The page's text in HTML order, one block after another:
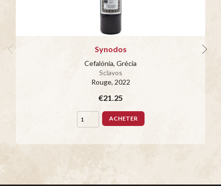
Synodos
Cefalónia, Grécia
Sclavos
Rouge, 2022
€21.25
ACHETER